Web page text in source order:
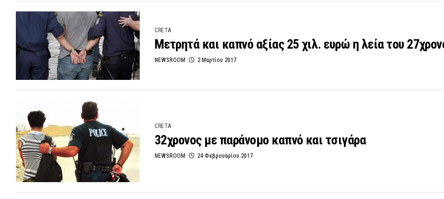
CRETA
Μετρητά και καπνό αξίας 25 χιλ. ευρώ η λεία του
NEWSROOM 2 Μαρτίου 2017
CRETA
32χρονος με παράνομο καπνό και τσιγάρα
NEWSROOM 24 Φεβρουαρίου 2017